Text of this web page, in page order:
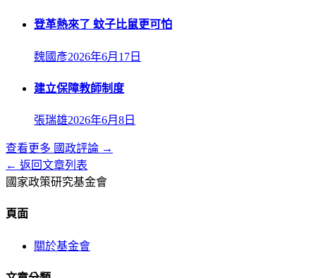
登革熱來了 蚊子比鼠更可怕
魏國彥2026年6月17日
建立保障教師制度
張瑞雄2026年6月8日
查看更多 國政評論 →
← 返回文章列表
國家政策研究基金會
頁面
關於基金會